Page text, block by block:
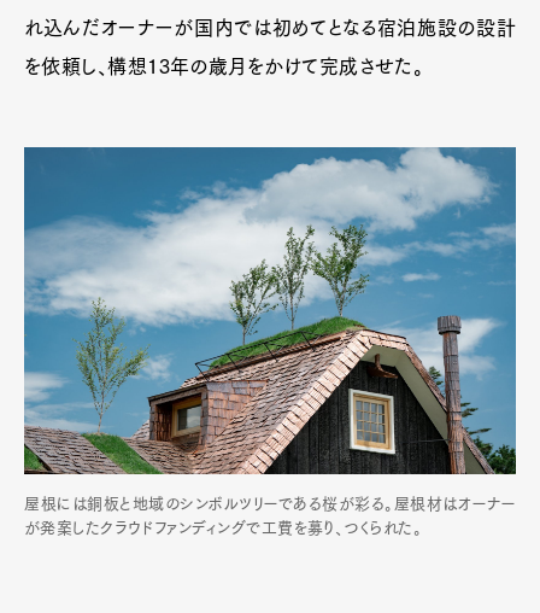
れ込んだオーナーが国内では初めてとなる宿泊施設の設計
を依頼し、構想13年の歳月をかけて完成させた。
屋根には銅板と地域のシンボルツリーである桜が彩る。屋根材はオーナー
が発案したクラウドファンディングで工費を募り、つくられた。